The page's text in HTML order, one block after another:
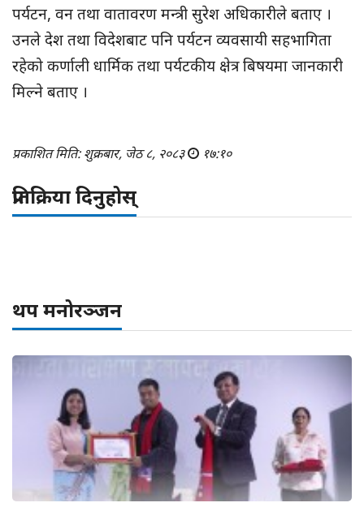
पर्यटन, वन तथा वातावरण मन्त्री सुरेश अधिकारीले बताए ।
उनले देश तथा विदेशबाट पनि पर्यटन व्यवसायी सहभागिता
रहेको कर्णाली धार्मिक तथा पर्यटकीय क्षेत्र बिषयमा जानकारी
मिल्ने बताए ।
प्रकाशित मिति: शुक्रबार, जेठ ८, २०८३ १७:१०
प्रतिक्रिया दिनुहोस्
थप मनोरञ्जन